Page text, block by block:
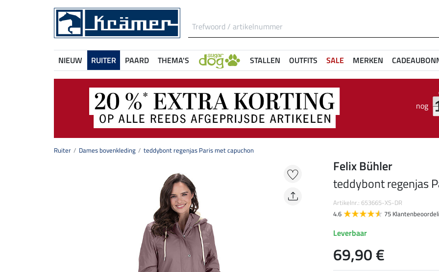
NIEUW RUITER PAARD THEMA'S STALLEN OUTFITS SALE MERKEN
nog
Ruiter Dames bovenkleding teddybont regenjas Paris met capuchon
Felix Bühler
teddybont regenjas
Artikelnr.: 653665-XS-DR
4.6
75
Leverbaar
69,90 €